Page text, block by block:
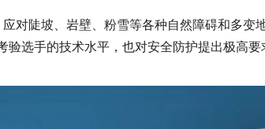
对陡坡、岩壁、粉雪等各种自然障碍和多变
选手的技术水平，也对安全防护提出极高要